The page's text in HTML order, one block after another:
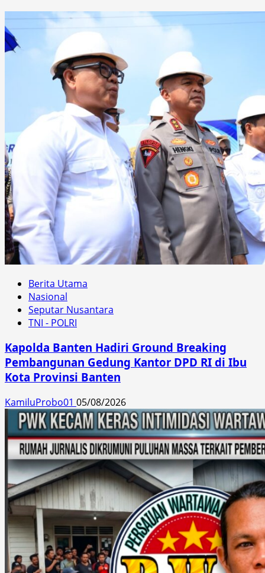
Berita Utama
Nasional
Seputar Nusantara
TNI - POLRI
Kapolda Banten Hadiri Ground Breaking
Pembangunan Gedung Kantor DPD RI di Ibu
Kota Provinsi Banten
KamiluProbo01 05/08/2026